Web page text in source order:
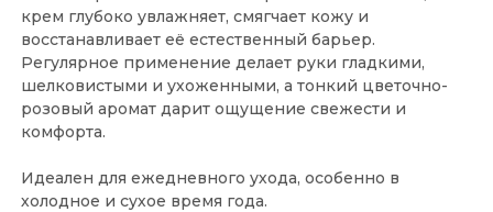
крем глубоко увлажняет, смягчает кожу и
восстанавливает её естественный барьер.
Регулярное применение делает руки гладкими,
шелковистыми и ухоженными, а тонкий цветочно-
розовый аромат дарит ощущение свежести и
комфорта.
Идеален для ежедневного ухода, особенно в
холодное и сухое время года.